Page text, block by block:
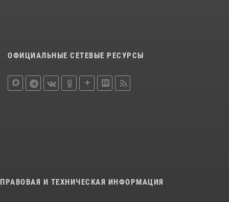
ОФИЦИАЛЬНЫЕ СЕТЕВЫЕ РЕСУРСЫ
ПРАВОВАЯ И ТЕХНИЧЕСКАЯ ИНФОРМАЦИЯ